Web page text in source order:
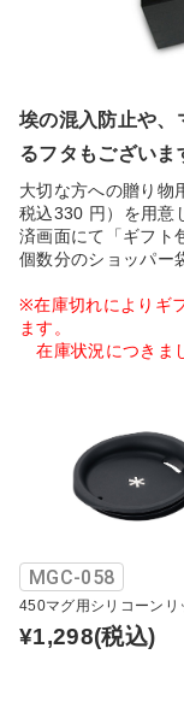
埃の混入防止や、
るフタもございま
大切な方への贈り物
税込330 円）を用意
済画面にて「ギフト
個数分のショッパー
※在庫切れによりギ
ます。
在庫状況につきま
MGC-058
450マグ用シリコーンリ
¥1,298(税込)